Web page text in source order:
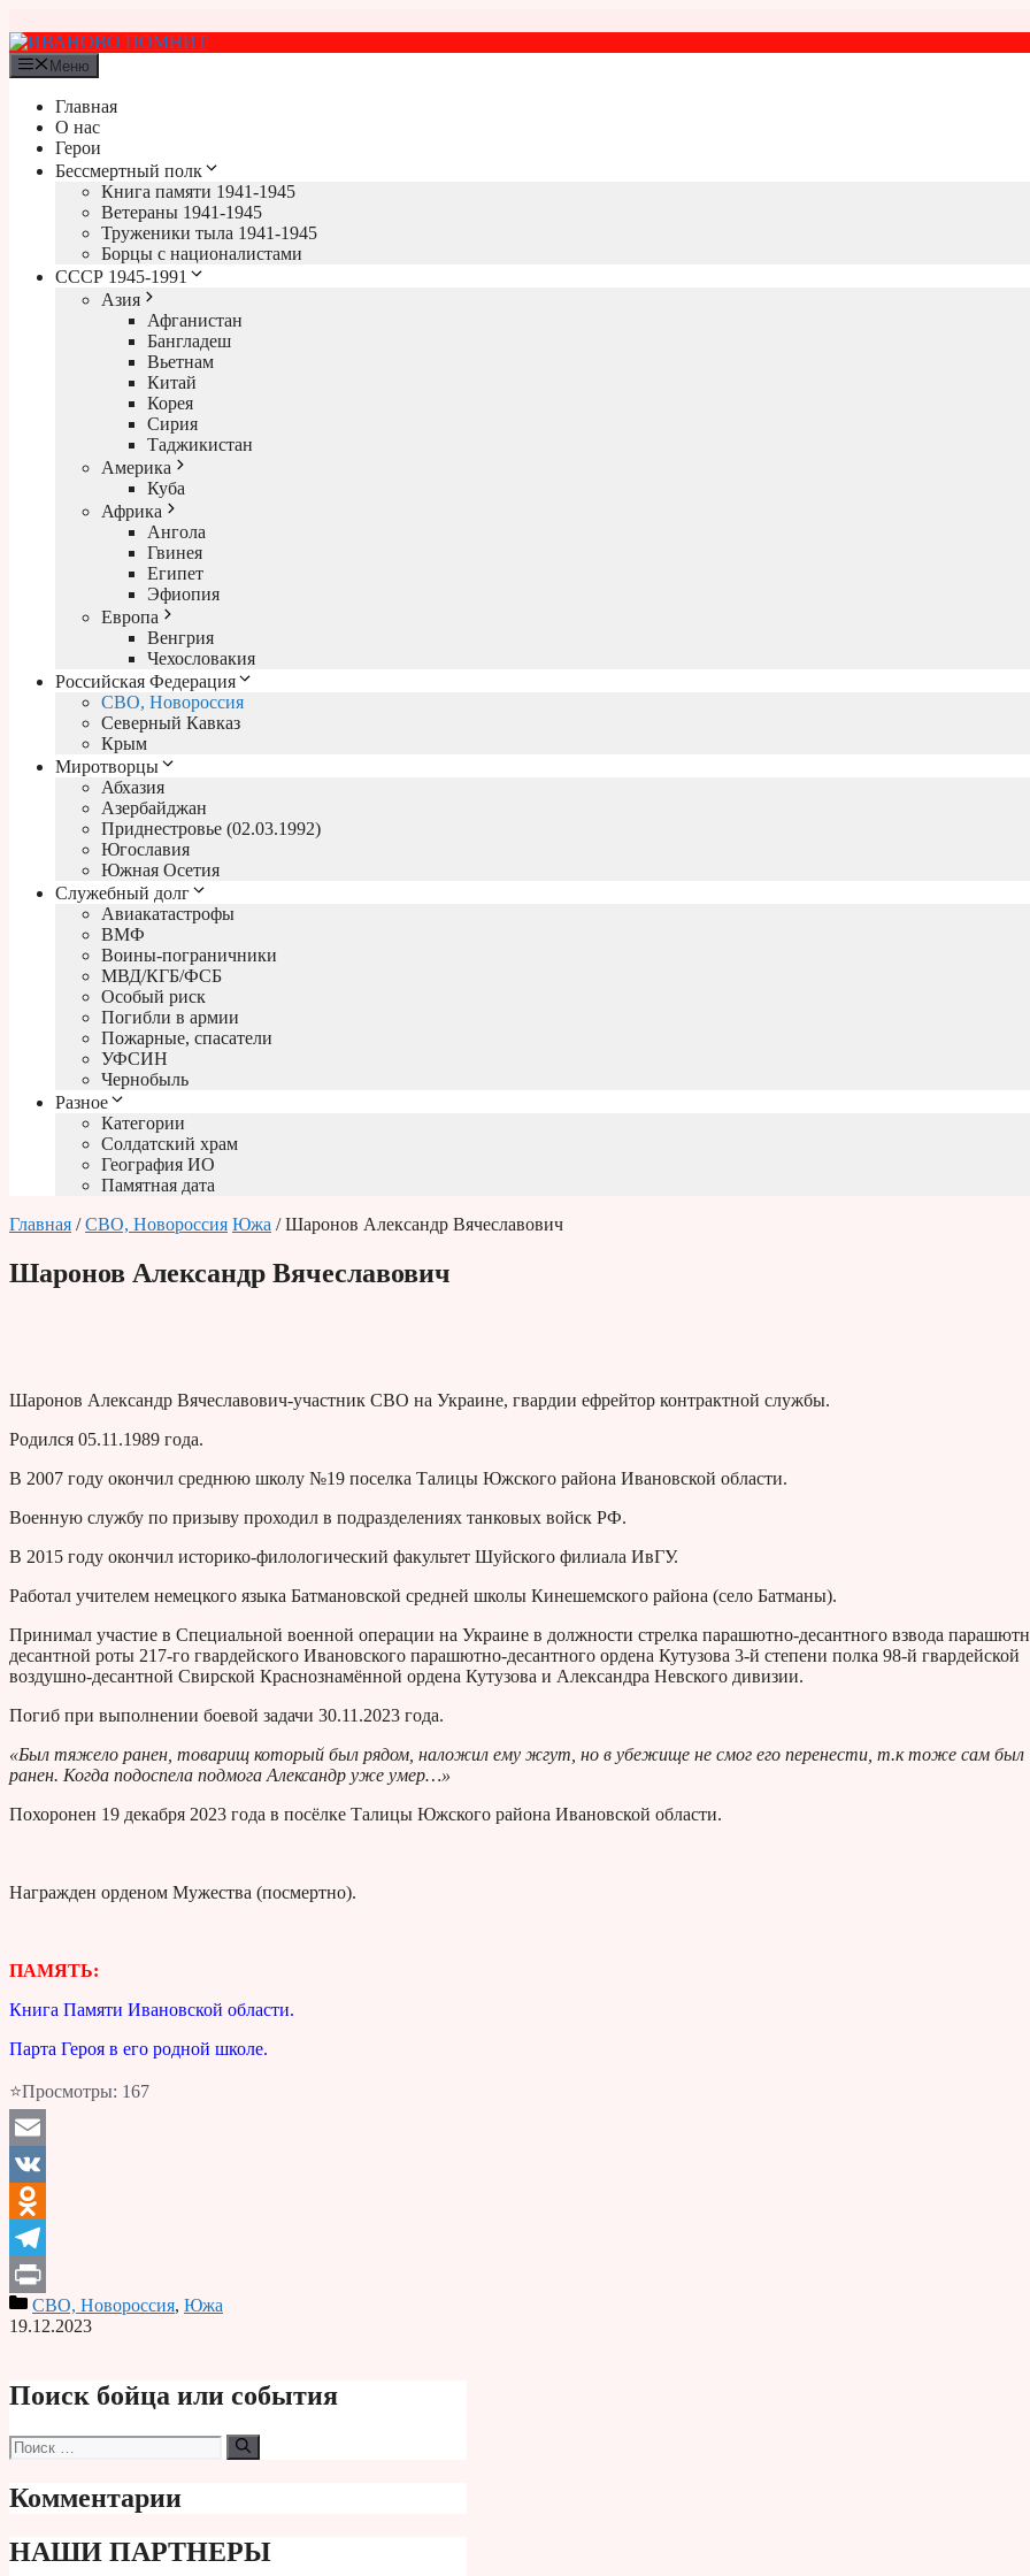
к
содержимому
Меню
Главная
О нас
Герои
Бессмертный полк
Книга памяти 1941-1945
Ветераны 1941-1945
Труженики тыла 1941-1945
Борцы с националистами
СССР 1945-1991
Азия
Афганистан
Бангладеш
Вьетнам
Китай
Корея
Сирия
Таджикистан
Америка
Куба
Африка
Ангола
Гвинея
Египет
Эфиопия
Европа
Венгрия
Чехословакия
Российская Федерация
СВО, Новороссия
Северный Кавказ
Крым
Миротворцы
Абхазия
Азербайджан
Приднестровье (02.03.1992)
Югославия
Южная Осетия
Служебный долг
Авиакатастрофы
ВМФ
Воины-пограничники
МВД/КГБ/ФСБ
Особый риск
Погибли в армии
Пожарные, спасатели
УФСИН
Чернобыль
Разное
Категории
Солдатский храм
География ИО
Памятная дата
Главная /СВО, Новороссия Южа / Шаронов Александр Вячеславович
Шаронов Александр Вячеславович
Шаронов Александр Вячеславович-участник СВО на Украине, гвардии ефрейтор контрактной службы.
Родился 05.11.1989 года.
В 2007 году окончил среднюю школу №19 поселка Талицы Южского района Ивановской области.
Военную службу по призыву проходил в подразделениях танковых войск РФ.
В 2015 году окончил историко-филологический факультет Шуйского филиала ИвГУ.
Работал учителем немецкого языка Батмановской средней школы Кинешемского района (село Батманы).
Принимал участие в Специальной военной операции на Украине в должности стрелка парашютно-десантного взвода
десантной роты 217-го гвардейского Ивановского парашютно-десантного ордена Кутузова 3-й степени полка 98-й гвардейской
воздушно-десантной Свирской Краснознамённой ордена Кутузова и Александра Невского дивизии.
Погиб при выполнении боевой задачи 30.11.2023 года.
«Был тяжело ранен, товарищ который был рядом, наложил ему жгут, но в убежище не смог его перенести, т.к тоже сам был
ранен. Когда подоспела подмога Александр уже умер…»
Похоронен 19 декабря 2023 года в посёлке Талицы Южского района Ивановской области.
Награжден орденом Мужества (посмертно).
ПАМЯТЬ:
Книга Памяти Ивановской области.
Парта Героя в его родной школе.
⭐Просмотры: 167
Email
VK
Odnoklassniki
Telegram
PrintСВО, Новороссия, Южа
19.12.2023
Поиск бойца или события
Поиск:
Комментарии
НАШИ ПАРТНЕРЫ